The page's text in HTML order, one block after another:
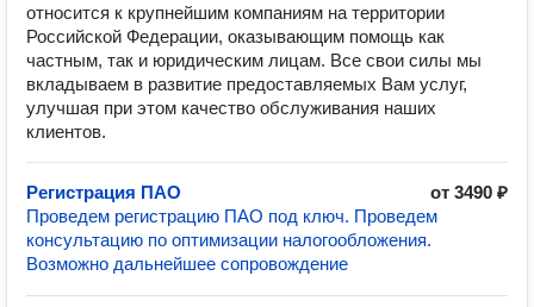
относится к крупнейшим компаниям на территории
Российской Федерации, оказывающим помощь как
частным, так и юридическим лицам. Все свои силы мы
вкладываем в развитие предоставляемых Вам услуг,
улучшая при этом качество обслуживания наших
клиентов.
Регистрация ПАО
от 3490 ₽
Проведем регистрацию ПАО под ключ. Проведем
консультацию по оптимизации налогообложения.
Возможно дальнейшее сопровождение